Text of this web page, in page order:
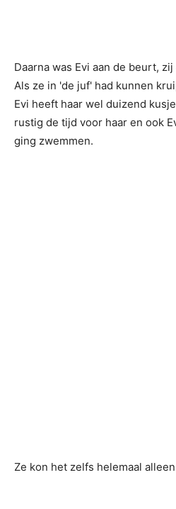
Daarna was Evi aan de beurt,
Als ze in 'de juf' had kunnen
Evi heeft haar wel duizend
rustig de tijd voor haar en ook
ging zwemmen.
Ze kon het zelfs helemaal alleen